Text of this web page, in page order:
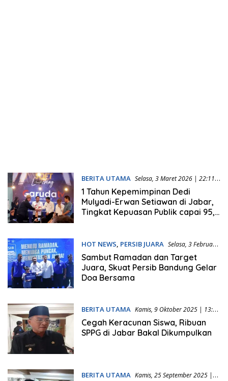
BERITA UTAMA Selasa, 3 Maret 2026 | 22:11
WIB
1 Tahun Kepemimpinan Dedi
Mulyadi-Erwan Setiawan di Jabar,
Tingkat Kepuasan Publik capai 95,5
HOT NEWS, PERSIB JUARA Selasa, 3 Februari
2026 | 19:54 WIB
Sambut Ramadan dan Target
Juara, Skuat Persib Bandung Gelar
Doa Bersama
BERITA UTAMA Kamis, 9 Oktober 2025 | 13:13
WIB
Cegah Keracunan Siswa, Ribuan
SPPG di Jabar Bakal Dikumpulkan
BERITA UTAMA Kamis, 25 September 2025 |